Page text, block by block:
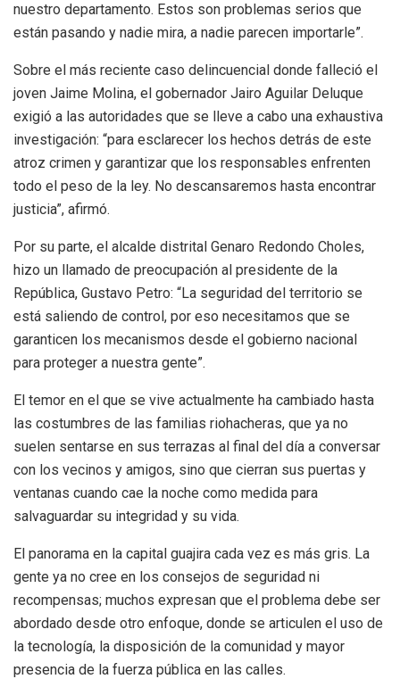
nuestro departamento. Estos son problemas serios que
están pasando y nadie mira, a nadie parecen importarle”.
Sobre el más reciente caso delincuencial donde falleció el
joven Jaime Molina, el gobernador Jairo Aguilar Deluque
exigió a las autoridades que se lleve a cabo una exhaustiva
investigación: “para esclarecer los hechos detrás de este
atroz crimen y garantizar que los responsables enfrenten
todo el peso de la ley. No descansaremos hasta encontrar
justicia”, afirmó.
Por su parte, el alcalde distrital Genaro Redondo Choles,
hizo un llamado de preocupación al presidente de la
República, Gustavo Petro: “La seguridad del territorio se
está saliendo de control, por eso necesitamos que se
garanticen los mecanismos desde el gobierno nacional
para proteger a nuestra gente”.
El temor en el que se vive actualmente ha cambiado hasta
las costumbres de las familias riohacheras, que ya no
suelen sentarse en sus terrazas al final del día a conversar
con los vecinos y amigos, sino que cierran sus puertas y
ventanas cuando cae la noche como medida para
salvaguardar su integridad y su vida.
El panorama en la capital guajira cada vez es más gris. La
gente ya no cree en los consejos de seguridad ni
recompensas; muchos expresan que el problema debe ser
abordado desde otro enfoque, donde se articulen el uso de
la tecnología, la disposición de la comunidad y mayor
presencia de la fuerza pública en las calles.